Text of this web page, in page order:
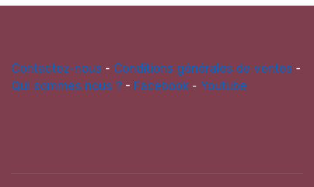
Contactez-nous - Conditions générales de ventes -
Qui sommes nous ? - Facebook - Youtube